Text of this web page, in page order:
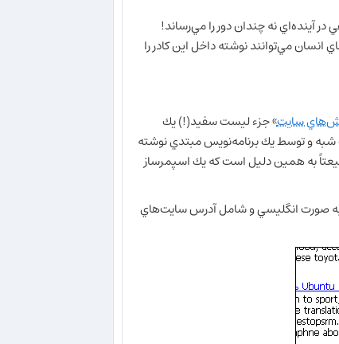
آينده‌اي نه چندان دور را مي‌‌رساند!
مي‌توانند نوشته داخل اين كادر را
سايت» جزء ليست سفيد(!) يك
و توسط يك برنامه‌نويس مبتدي نوشته
به همين دليل است كه يك اسپمرساز
به صورت انگليسي و شامل آدرس سايت‌هاي